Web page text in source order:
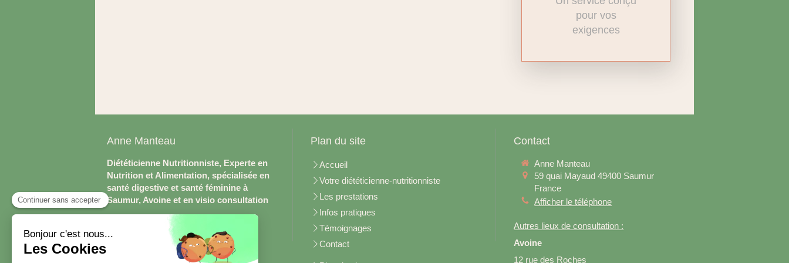
pour vos
exigences
Anne Manteau
Diététicienne Nutritionniste, Experte en
Nutrition et Alimentation, spécialisée en
santé digestive et santé féminine à
Saumur, Avoine et en visio consultation
Plan du site
Accueil
Votre diététicienne-nutritionniste
Les prestations
Infos pratiques
Témoignages
Contact
Contact
Anne Manteau
59 quai Mayaud 49400 Saumur
France
Afficher le téléphone
Autres lieux de consultation :
Avoine
12 rue des Roches